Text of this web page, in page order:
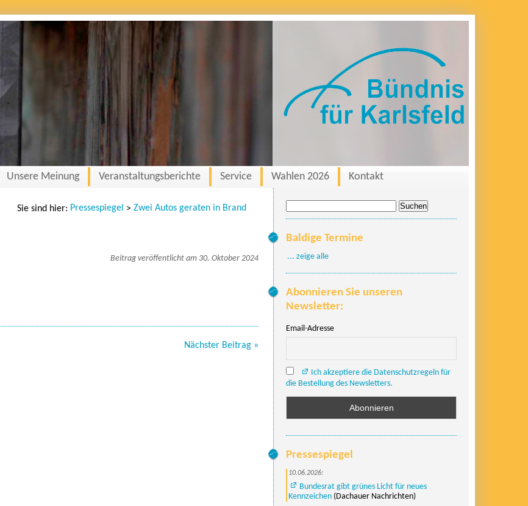
Unsere Meinung Veranstaltungsberichte Service Wahlen 2026 Kontakt
Sie sind hier: Pressespiegel > Zwei Autos geraten in Brand
Beitrag veröffentlicht am 30. Oktober 2024
Nächster Beitrag »
nach:
Baldige Termine
... zeige alle
Abonnieren Sie unseren
Newsletter:
Email-Adresse
Ich akzeptiere die Datenschutzregeln für
die Bestellung des Newsletters.
Pressespiegel
10.06.2026:
Bundesrat gibt grünes Licht für neues
Kennzeichen (Dachauer Nachrichten)